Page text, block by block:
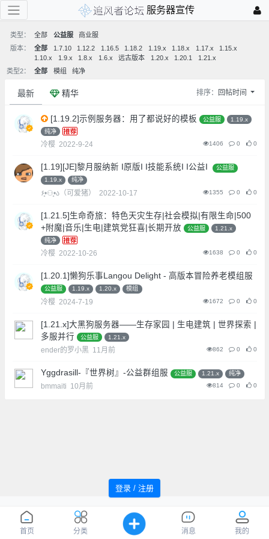
首页 分类 消息 我的
登录 / 注册
服务器宣传
类型： 全部 公益服
商业服
版本：
全部 1.7.10 1.12.2 1.16.5 1.18.2 1.19.x 1.18.x 1.17.x
1.15.x
1.10.x
1.9.x 1.8.x 1.6.x 远古版本 1.20.x 1.20.1
1.21.x
类型2：
全部 模组 纯净
最新 精华 排序： 回帖时间
[1.19.2]示例服务器：用了都说好的模板 公益服
1.19.x
纯净
冷樱 2022-9-24 1406 0 0
[1.19][JE]黎月服纳新 I原版I I技能系统I I公益I
公益服
1.19.x
纯净
۶•͈⚇•͈ა（可爱猪） 2022-10-17 1355 0 0
[1.21.5]生命奇旅：特色天灾生存|社会模拟|有限生命|500
+附魔|音乐|生电|建筑党狂喜|长期开放
公益服
1.21.x
纯净
冷樱 2022-10-26 1638 0 0
[1.20.1]懒狗乐事Langou Delight - 高版本冒险养老模组服
公益服 1.19.x 1.20.x 模组
冷樱 2024-7-19 1672 0 0
[1.21.x]大黑狗服务器——生存家园 | 生电建筑 | 世界探索 |
多服并行
公益服 1.21.x
ender的罗小黑 11月前 862 0 0
Yggdrasill-『世界树』-公益群组服 公益服 1.21.x 纯净
bmmaiti 10月前 814 0 0
追风者论坛 Powered by WindMC
备20220059号
1038764
Processed: , SQL: